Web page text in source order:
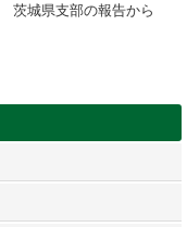
茨城県支部の報告から